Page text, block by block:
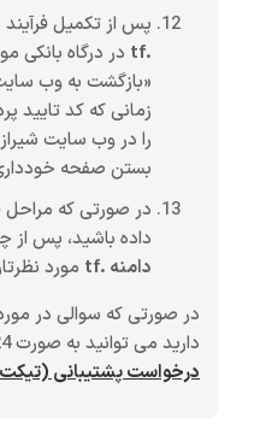
پس از تکمیل
.tf
در درگاه بانکی
«بازگشت به وب
را در وب سایت
بستن صفحه
در صورتی که مراحل
داده باشید، پس از
دامنه .tf
مورد
دارید می توانید به صورت 24 ساعته از طریق
درخواست پشتیبانی